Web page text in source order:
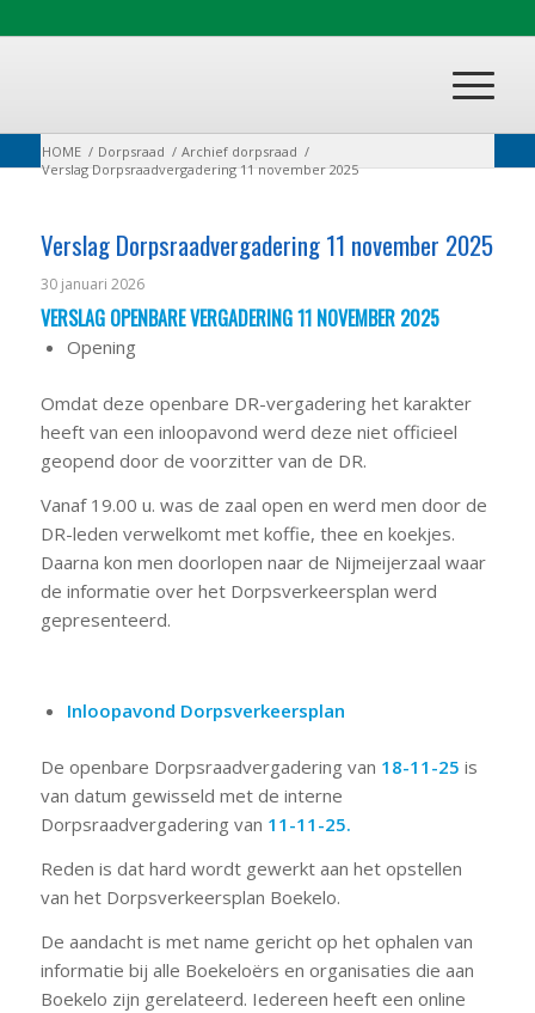
HOME / Dorpsraad / Archief dorpsraad /
Verslag Dorpsraadvergadering 11 november 2025
Verslag Dorpsraadvergadering 11 november 2025
30 januari 2026
VERSLAG OPENBARE VERGADERING 11 NOVEMBER 2025
Opening
Omdat deze openbare DR-vergadering het karakter
heeft van een inloopavond werd deze niet officieel
geopend door de voorzitter van de DR.
Vanaf 19.00 u. was de zaal open en werd men door de
DR-leden verwelkomt met koffie, thee en koekjes.
Daarna kon men doorlopen naar de Nijmeijerzaal waar
de informatie over het Dorpsverkeersplan werd
gepresenteerd.
Inloopavond Dorpsverkeersplan
De openbare Dorpsraadvergadering van 18-11-25 is
van datum gewisseld met de interne
Dorpsraadvergadering van 11-11-25.
Reden is dat hard wordt gewerkt aan het opstellen
van het Dorpsverkeersplan Boekelo.
De aandacht is met name gericht op het ophalen van
informatie bij alle Boekeloërs en organisaties die aan
Boekelo zijn gerelateerd. Iedereen heeft een online